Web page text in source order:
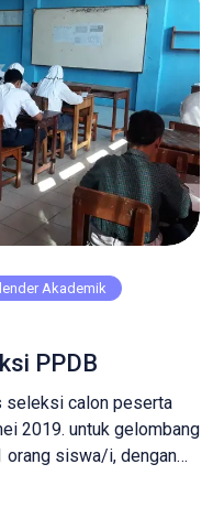
Akademik
PPDB
seleksi calon peserta
2019. untuk gelombang
orang siswa/i, dengan
i, OTKP (Perkantoran)